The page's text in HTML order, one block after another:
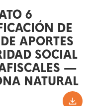
6
DE
APORTES
SOCIAL
—
NATURAL